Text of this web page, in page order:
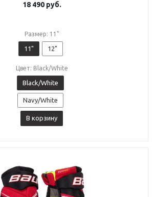
18 490руб.
Размер: 11"
11" 12"
Цвет: Black/White
Black/White
Navy/White
В корзину